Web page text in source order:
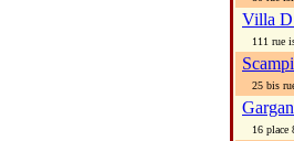
Villa
111 rue
25 bis
16 place